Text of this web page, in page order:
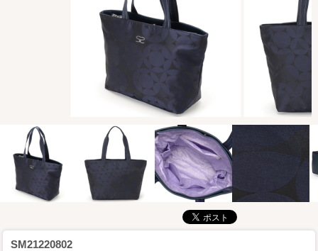
SM21220802